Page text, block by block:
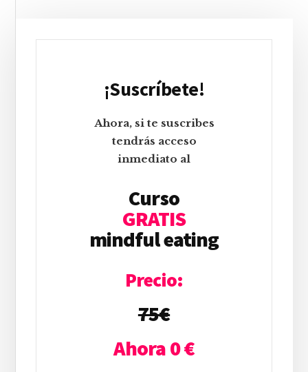
¡Suscríbete!
Ahora, si te suscribes
tendrás acceso
inmediato al
Curso
GRATIS
mindful eating
Precio:
75€
Ahora 0 €